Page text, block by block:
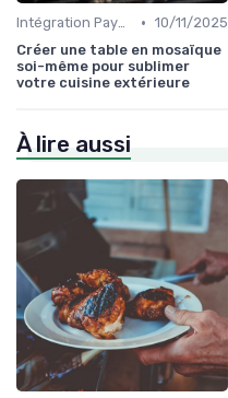
Intégration Paysagère et Décoration • 10/11/2025
Créer une table en mosaïque
soi-même pour sublimer
votre cuisine extérieure
À lire aussi